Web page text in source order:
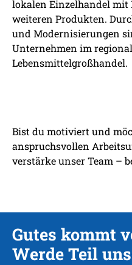
lokalen Einzelhandel mit
weiteren Produkten.
und Modernisierungen
Unternehmen im
Lebensmittelgroßhandel.
Bist du motiviert und
anspruchsvollen
verstärke unser Team –
Gutes kommt
Werde Teil